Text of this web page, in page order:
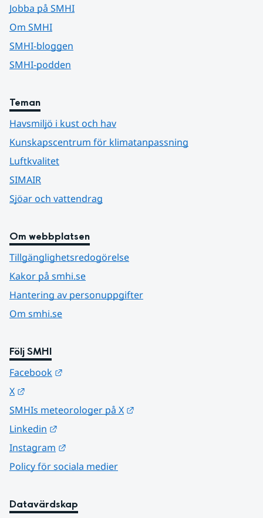
Jobba på SMHI
Om SMHI
SMHI-bloggen
SMHI-podden
Teman
Havsmiljö i kust och hav
Kunskapscentrum för klimatanpassning
Luftkvalitet
SIMAIR
Sjöar och vattendrag
Om webbplatsen
Tillgänglighetsredogörelse
Kakor på smhi.se
Hantering av personuppgifter
Om smhi.se
Följ SMHI
Facebook
X
SMHIs meteorologer på X
Linkedin
Instagram
Policy för sociala medier
Datavärdskap